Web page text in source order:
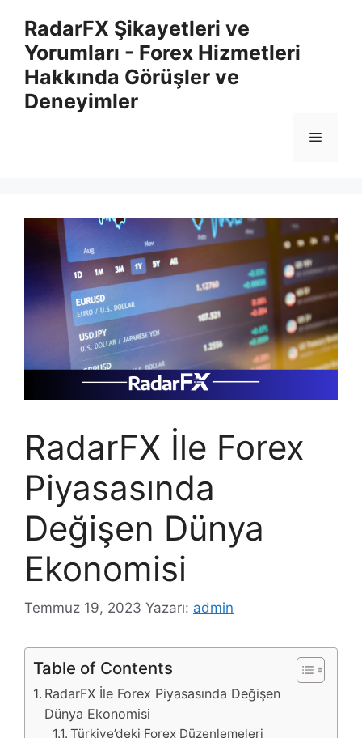
RadarFX Şikayetleri ve
Yorumları - Forex Hizmetleri
Hakkında Görüşler ve
Deneyimler
Menü
RadarFX İle Forex
Piyasasında
Değişen Dünya
Ekonomisi
Temmuz 19, 2023 Yazarı: admin
Table of Contents
RadarFX İle Forex Piyasasında Değişen
Dünya Ekonomisi
Türkiye’deki Forex Düzenlemeleri